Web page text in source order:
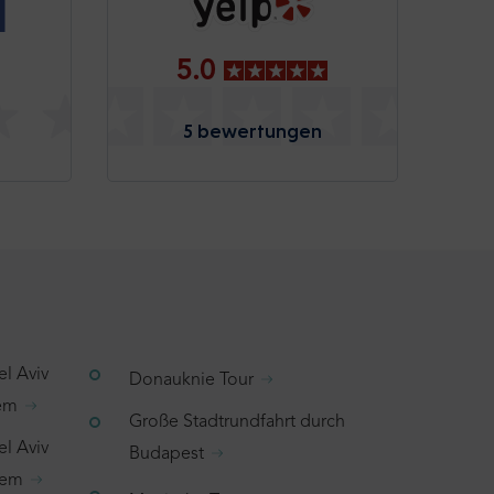
5.0
5 bewertungen
Aviv
Aviv
Donauknie Tour
Große Stadtrundfahrt durch
Budapest